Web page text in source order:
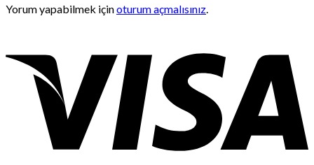
Yorum yapabilmek içinoturum açmalısınız